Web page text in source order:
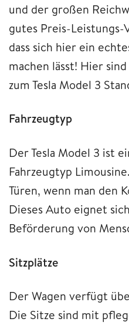
und der großen
gutes Preis-
dass sich hier ein
machen lässt! Hier
zum Tesla Model 3
Fahrzeugtyp
Der Tesla Model 3 ist
Fahrzeugtyp
Türen, wenn man den
Dieses Auto eignet
Beförderung von
Sitzplätze
Der Wagen verfügt
Die Sitze sind mit